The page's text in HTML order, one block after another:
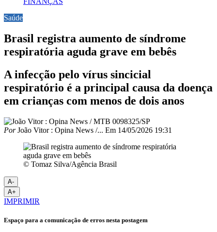
Saúde
Brasil registra aumento de síndrome
respiratória aguda grave em bebês
A infecção pelo vírus sincicial
respiratório é a principal causa da doença
em crianças com menos de dois anos
PorJoão Vitor : Opina News /... Em 14/05/2026 19:31
© Tomaz Silva/Agência Brasil
A-
A+
IMPRIMIR
Espaço para a comunicação de erros nesta postagem